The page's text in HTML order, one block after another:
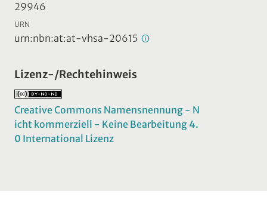
29946
URN
urn:nbn:at:at-vhsa-20615
Lizenz-/Rechtehinweis
Creative Commons Namensnennung - N
icht kommerziell - Keine Bearbeitung 4.
0 International Lizenz